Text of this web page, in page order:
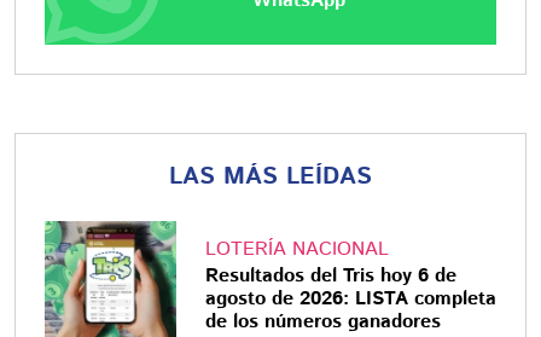
LAS MÁS LEÍDAS
LOTERÍA NACIONAL
Resultados del Tris hoy 6 de
agosto de 2026: LISTA completa
de los números ganadores